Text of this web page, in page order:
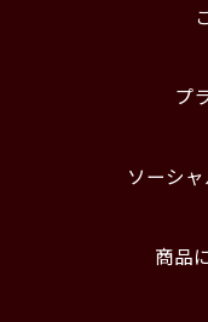
プ
ソーシ
商品